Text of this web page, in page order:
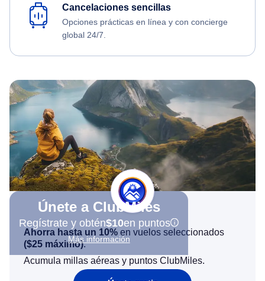
Cancelaciones sencillas
Opciones prácticas en línea y con concierge
global 24/7.
Únete a ClubMiles
Regístrate y obtén$10en puntos
Más información
Ahorra hasta un 10% en vuelos seleccionados
($25 máximo).
Acumula millas aéreas y puntos ClubMiles.